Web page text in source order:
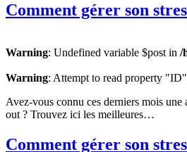
Comment gérer son
Warning: Undefined variable $post in /
Warning: Attempt to read property
Avez-vous connu ces derniers mois
out ? Trouvez ici les meilleures…
Comment gérer son